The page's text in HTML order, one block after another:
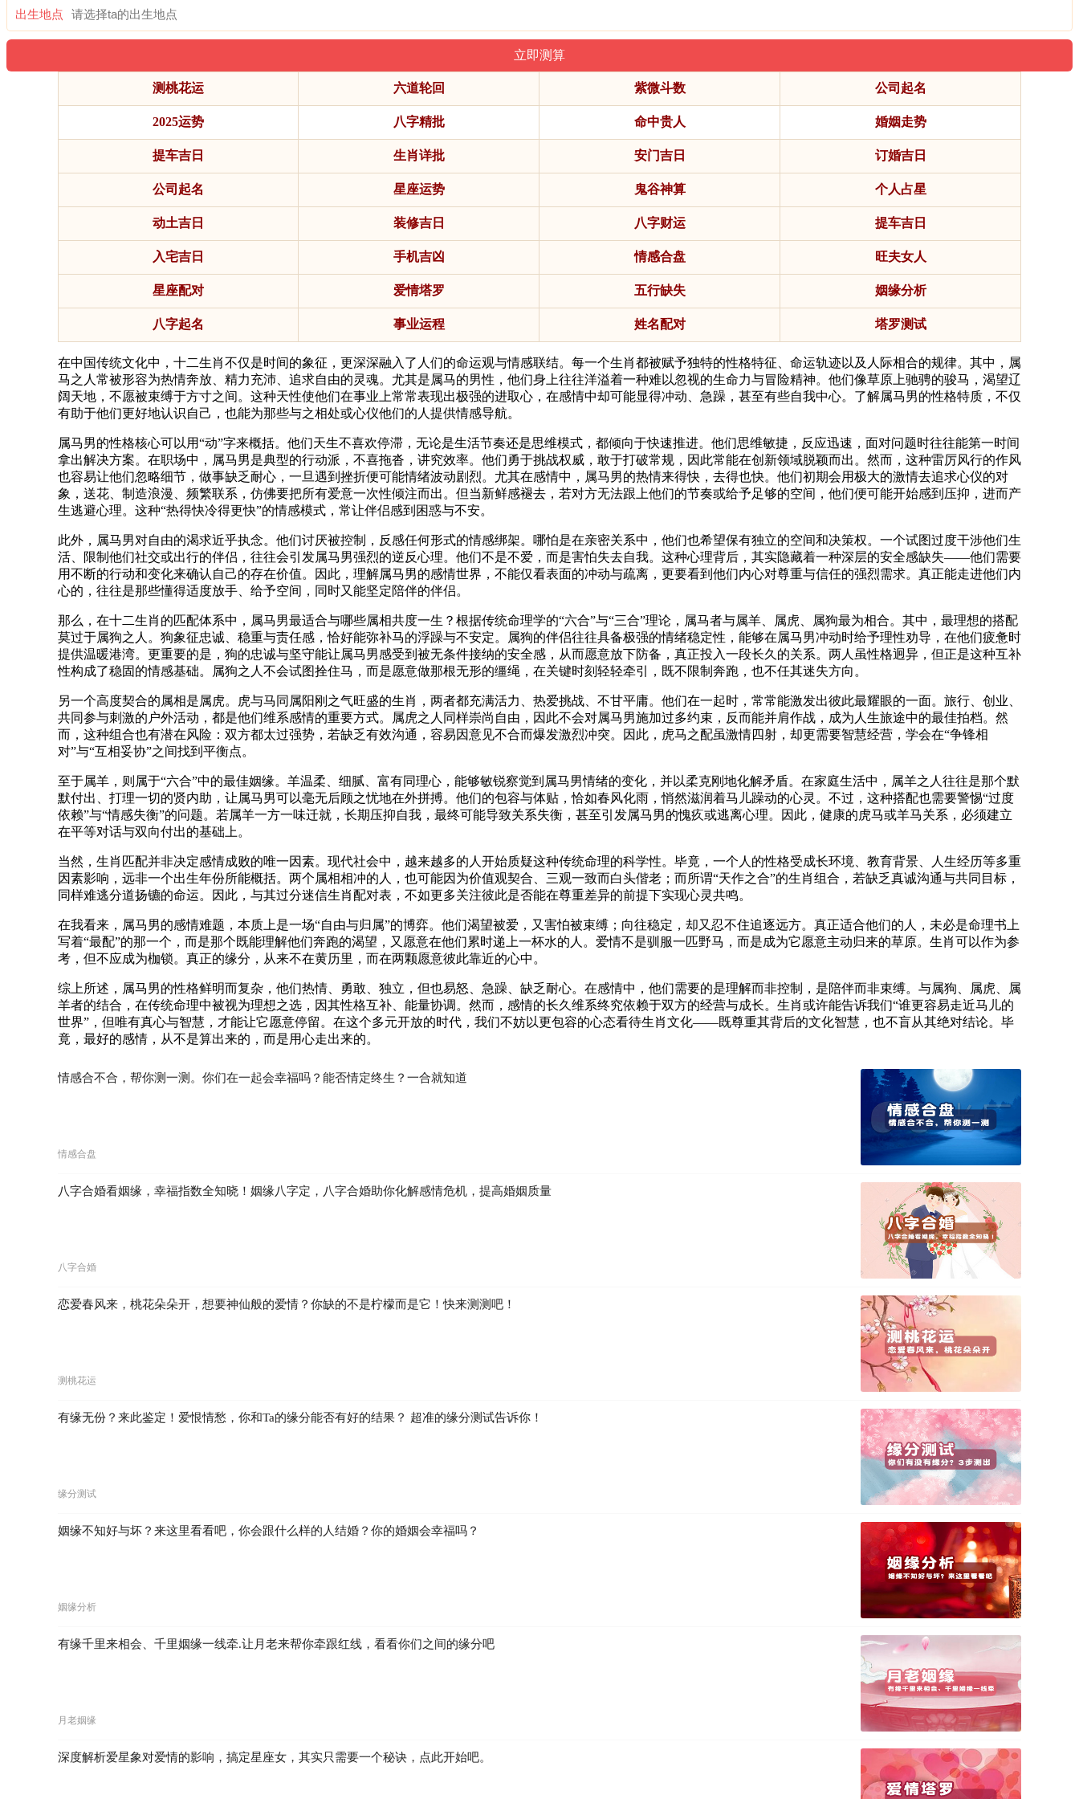
出生地点
测桃花运 六道轮回 紫微斗数 公司起名
2025运势 八字精批 命中贵人 婚姻走势
提车吉日 生肖详批 安门吉日 订婚吉日
公司起名 星座运势 鬼谷神算 个人占星
动土吉日 装修吉日 八字财运 提车吉日
入宅吉日 手机吉凶 情感合盘 旺夫女人
星座配对 爱情塔罗 五行缺失 姻缘分析
八字起名 事业运程 姓名配对 塔罗测试
在中国传统文化中，十二生肖不仅是时间的象征，更深深融入了人们的命运观与情感联结。每一个生肖都被赋予独特的性格特征、命运轨迹以及人际相合的规律。其中，属
马之人常被形容为热情奔放、精力充沛、追求自由的灵魂。尤其是属马的男性，他们身上往往洋溢着一种难以忽视的生命力与冒险精神。他们像草原上驰骋的骏马，渴望辽
阔天地，不愿被束缚于方寸之间。这种天性使他们在事业上常常表现出极强的进取心，在感情中却可能显得冲动、急躁，甚至有些自我中心。了解属马男的性格特质，不仅
有助于他们更好地认识自己，也能为那些与之相处或心仪他们的人提供情感导航。
属马男的性格核心可以用“动”字来概括。他们天生不喜欢停滞，无论是生活节奏还是思维模式，都倾向于快速推进。他们思维敏捷，反应迅速，面对问题时往往能第一时间
拿出解决方案。在职场中，属马男是典型的行动派，不喜拖沓，讲究效率。他们勇于挑战权威，敢于打破常规，因此常能在创新领域脱颖而出。然而，这种雷厉风行的作风
也容易让他们忽略细节，做事缺乏耐心，一旦遇到挫折便可能情绪波动剧烈。尤其在感情中，属马男的热情来得快，去得也快。他们初期会用极大的激情去追求心仪的对
象，送花、制造浪漫、频繁联系，仿佛要把所有爱意一次性倾注而出。但当新鲜感褪去，若对方无法跟上他们的节奏或给予足够的空间，他们便可能开始感到压抑，进而产
生逃避心理。这种“热得快冷得更快”的情感模式，常让伴侣感到困惑与不安。
此外，属马男对自由的渴求近乎执念。他们讨厌被控制，反感任何形式的情感绑架。哪怕是在亲密关系中，他们也希望保有独立的空间和决策权。一个试图过度干涉他们生
活、限制他们社交或出行的伴侣，往往会引发属马男强烈的逆反心理。他们不是不爱，而是害怕失去自我。这种心理背后，其实隐藏着一种深层的安全感缺失——他们需要
用不断的行动和变化来确认自己的存在价值。因此，理解属马男的感情世界，不能仅看表面的冲动与疏离，更要看到他们内心对尊重与信任的强烈需求。真正能走进他们内
心的，往往是那些懂得适度放手、给予空间，同时又能坚定陪伴的伴侣。
那么，在十二生肖的匹配体系中，属马男最适合与哪些属相共度一生？根据传统命理学的“六合”与“三合”理论，属马者与属羊、属虎、属狗最为相合。其中，最理想的搭配
莫过于属狗之人。狗象征忠诚、稳重与责任感，恰好能弥补马的浮躁与不安定。属狗的伴侣往往具备极强的情绪稳定性，能够在属马男冲动时给予理性劝导，在他们疲惫时
提供温暖港湾。更重要的是，狗的忠诚与坚守能让属马男感受到被无条件接纳的安全感，从而愿意放下防备，真正投入一段长久的关系。两人虽性格迥异，但正是这种互补
性构成了稳固的情感基础。属狗之人不会试图拴住马，而是愿意做那根无形的缰绳，在关键时刻轻轻牵引，既不限制奔跑，也不任其迷失方向。
另一个高度契合的属相是属虎。虎与马同属阳刚之气旺盛的生肖，两者都充满活力、热爱挑战、不甘平庸。他们在一起时，常常能激发出彼此最耀眼的一面。旅行、创业、
共同参与刺激的户外活动，都是他们维系感情的重要方式。属虎之人同样崇尚自由，因此不会对属马男施加过多约束，反而能并肩作战，成为人生旅途中的最佳拍档。然
而，这种组合也有潜在风险：双方都太过强势，若缺乏有效沟通，容易因意见不合而爆发激烈冲突。因此，虎马之配虽激情四射，却更需要智慧经营，学会在“争锋相
对”与“互相妥协”之间找到平衡点。
至于属羊，则属于“六合”中的最佳姻缘。羊温柔、细腻、富有同理心，能够敏锐察觉到属马男情绪的变化，并以柔克刚地化解矛盾。在家庭生活中，属羊之人往往是那个默
默付出、打理一切的贤内助，让属马男可以毫无后顾之忧地在外拼搏。他们的包容与体贴，恰如春风化雨，悄然滋润着马儿躁动的心灵。不过，这种搭配也需要警惕“过度
依赖”与“情感失衡”的问题。若属羊一方一味迁就，长期压抑自我，最终可能导致关系失衡，甚至引发属马男的愧疚或逃离心理。因此，健康的虎马或羊马关系，必须建立
在平等对话与双向付出的基础上。
当然，生肖匹配并非决定感情成败的唯一因素。现代社会中，越来越多的人开始质疑这种传统命理的科学性。毕竟，一个人的性格受成长环境、教育背景、人生经历等多重
因素影响，远非一个出生年份所能概括。两个属相相冲的人，也可能因为价值观契合、三观一致而白头偕老；而所谓“天作之合”的生肖组合，若缺乏真诚沟通与共同目标，
同样难逃分道扬镳的命运。因此，与其过分迷信生肖配对表，不如更多关注彼此是否能在尊重差异的前提下实现心灵共鸣。
在我看来，属马男的感情难题，本质上是一场“自由与归属”的博弈。他们渴望被爱，又害怕被束缚；向往稳定，却又忍不住追逐远方。真正适合他们的人，未必是命理书上
写着“最配”的那一个，而是那个既能理解他们奔跑的渴望，又愿意在他们累时递上一杯水的人。爱情不是驯服一匹野马，而是成为它愿意主动归来的草原。生肖可以作为参
考，但不应成为枷锁。真正的缘分，从来不在黄历里，而在两颗愿意彼此靠近的心中。
综上所述，属马男的性格鲜明而复杂，他们热情、勇敢、独立，但也易怒、急躁、缺乏耐心。在感情中，他们需要的是理解而非控制，是陪伴而非束缚。与属狗、属虎、属
羊者的结合，在传统命理中被视为理想之选，因其性格互补、能量协调。然而，感情的长久维系终究依赖于双方的经营与成长。生肖或许能告诉我们“谁更容易走近马儿的
世界”，但唯有真心与智慧，才能让它愿意停留。在这个多元开放的时代，我们不妨以更包容的心态看待生肖文化——既尊重其背后的文化智慧，也不盲从其绝对结论。毕
竟，最好的感情，从不是算出来的，而是用心走出来的。
情感合不合，帮你测一测。你们在一起会幸福吗？能否情定终生？一合就知道
情感合盘
八字合婚看姻缘，幸福指数全知晓！姻缘八字定，八字合婚助你化解感情危机，提高婚姻质量
八字合婚
恋爱春风来，桃花朵朵开，想要神仙般的爱情？你缺的不是柠檬而是它！快来测测吧！
测桃花运
有缘无份？来此鉴定！爱恨情愁，你和Ta的缘分能否有好的结果？ 超准的缘分测试告诉你！
缘分测试
姻缘不知好与坏？来这里看看吧，你会跟什么样的人结婚？你的婚姻会幸福吗？
姻缘分析
有缘千里来相会、千里姻缘一线牵.让月老来帮你牵跟红线，看看你们之间的缘分吧
月老姻缘
深度解析爱星象对爱情的影响，搞定星座女，其实只需要一个秘诀，点此开始吧。